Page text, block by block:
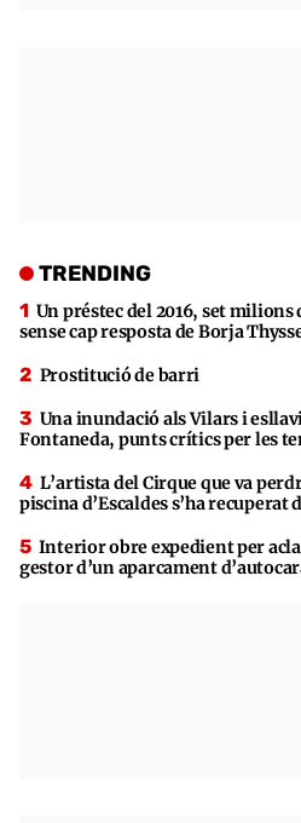
TRENDING
Un préstec del 2016, set
sense cap resposta de Borja
Prostitució de barri
Una inundació als Vilars i
Fontaneda, punts crítics per les
L’artista del Cirque que va
piscina d’Escaldes s’ha recuperat
Interior obre expedient per
gestor d’un aparcament